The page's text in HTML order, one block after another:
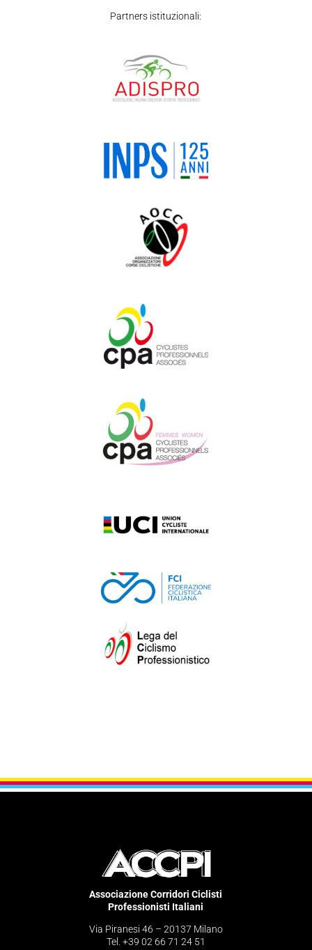
Partners istituzionali:
Associazione Corridori Ciclisti
Professionisti Italiani
Via Piranesi 46 – 20137 Milano
Tel. +39 02 66 71 24 51